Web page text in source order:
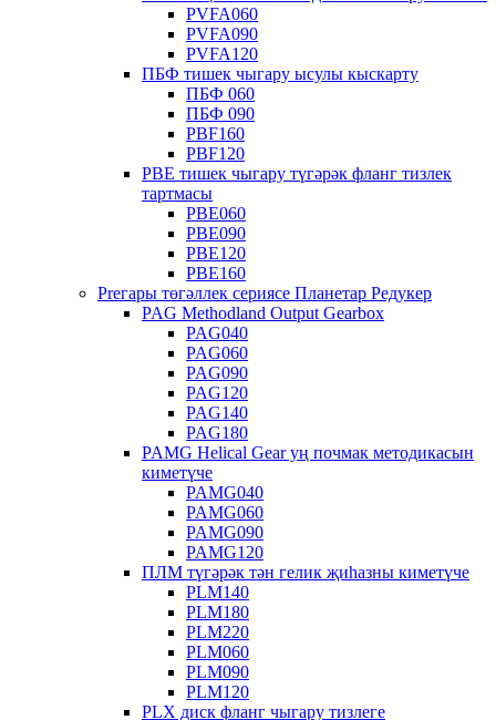
PVFA060
PVFA090
PVFA120
ПБФ тишек чыгару ысулы кыскарту
ПБФ 060
ПБФ 090
PBF160
PBF120
PBE тишек чыгару түгәрәк фланг тизлек
тартмасы
PBE060
PBE090
PBE120
PBE160
Preгары төгәллек сериясе Планетар Редукер
PAG Methodland Output Gearbox
PAG040
PAG060
PAG090
PAG120
PAG140
PAG180
PAMG Helical Gear уң почмак методикасын
киметүче
PAMG040
PAMG060
PAMG090
PAMG120
ПЛМ түгәрәк тән гелик җиһазны киметүче
PLM140
PLM180
PLM220
PLM060
PLM090
PLM120
PLX диск фланг чыгару тизлеге